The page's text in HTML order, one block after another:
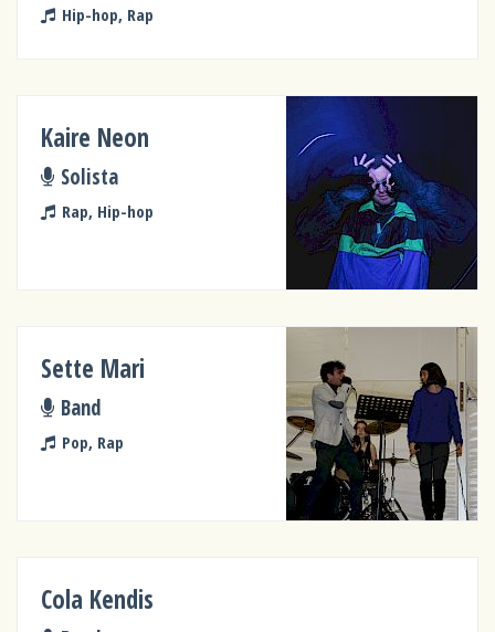
Hip-hop, Rap
Kaire Neon
Solista
Rap, Hip-hop
Sette Mari
Band
Pop, Rap
Cola Kendis